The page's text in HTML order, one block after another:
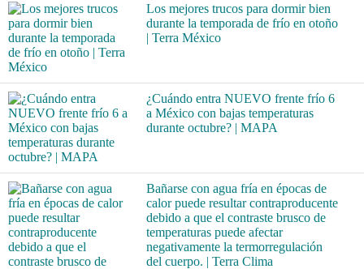
Los mejores trucos para dormir bien
durante la temporada de frío en otoño
| Terra México
¿Cuándo entra NUEVO frente frío 6
a México con bajas temperaturas
durante octubre? | MAPA
Bañarse con agua fría en épocas de
calor puede resultar contraproducente
debido a que el contraste brusco de
temperaturas puede afectar
negativamente la termorregulación
del cuerpo. | Terra Clima